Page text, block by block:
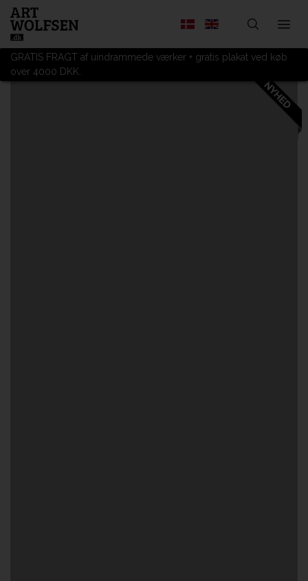
GRATIS FRAGT af uindrammede værker + gratis plakat ved køb
over 4000 DKK.